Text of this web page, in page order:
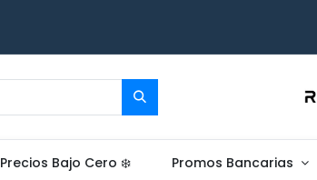
Precios Bajo Cero ❄️ Promos Bancarias